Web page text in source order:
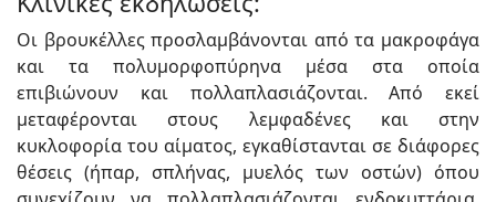
Οι βρουκέλλες προσλαμβάνονται από τα μακροφάγα
και τα πολυμορφοπύρηνα μέσα στα οποία
επιβιώνουν και πολλαπλασιάζονται. Από εκεί
μεταφέρονται στους λεμφαδένες και στην
κυκλοφορία του αίματος, εγκαθίστανται σε διάφορες
θέσεις (ήπαρ, σπλήνας, μυελός των οστών) όπου